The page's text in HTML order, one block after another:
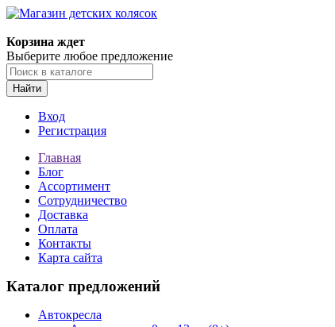
Корзина ждет
Выберите любое предложение
Найти
Вход
Регистрация
Главная
Блог
Ассортимент
Сотрудничество
Доставка
Оплата
Контакты
Карта сайта
Каталог предложений
Автокресла